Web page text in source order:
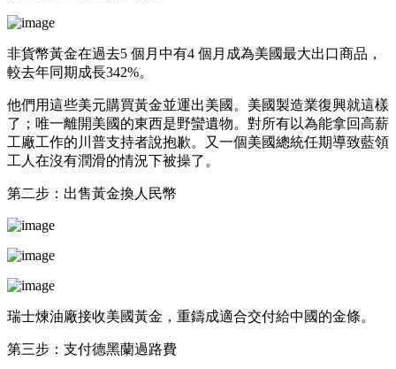
非貨幣黃金在過去5 個月中有4 個月成為美國最大出口商品，
較去年同期成長342%。
他們用這些美元購買黃金並運出美國。美國製造業復興就這樣
了；唯一離開美國的東西是野蠻遺物。對所有以為能拿回高薪
工廠工作的川普支持者說抱歉。又一個美國總統任期導致藍領
工人在沒有潤滑的情況下被操了。
第二步：出售黃金換人民幣
瑞士煉油廠接收美國黃金，重鑄成適合交付給中國的金條。
第三步：支付德黑蘭過路費